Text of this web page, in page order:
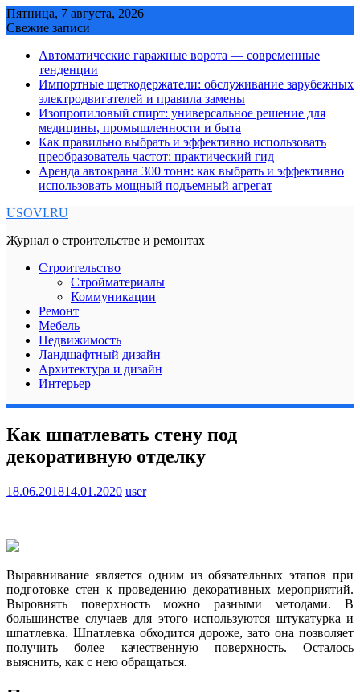
Skip
to
Пятница, 7 августа, 2026
Свежие записи
Автоматические гаражные ворота — современные
тенденции
Импортные щеткодержатели: обслуживание зарубежных
электродвигателей и правила замены
Изопропиловый спирт: универсальное решение для
медицины, промышленности и быта
Как правильно выбрать и эффективно использовать
преобразователь частот: практический гид
Аренда автокрана 300 тонн: как выбрать и эффективно
использовать мощный подъемный агрегат
USOVI.RU
Журнал о строительстве и ремонтах
Строительство
Стройматериалы
Коммуникации
Ремонт
Мебель
Недвижимость
Ландшафтный дизайн
Архитектура и дизайн
Интерьер
Как шпатлевать стену под
декоративную отделку
18.06.201814.01.2020 user
Выравнивание является одним из обязательных этапов при
подготовке стен к проведению декоративных мероприятий.
Выровнять поверхность можно разными методами. В
большинстве случаев для этого используются штукатурка и
шпатлевка. Шпатлевка обходится дороже, зато она позволяет
получить более качественную поверхность. Осталось
выяснить, как с нею обращаться.